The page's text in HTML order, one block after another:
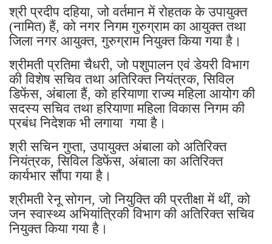
श्री प्रदीप दहिया, जो वर्तमान में रोहतक के उपायुक्त
(नामित) हैं, को नगर निगम गुरुग्राम का आयुक्त तथा
जिला नगर आयुक्त, गुरुग्राम नियुक्त किया गया है।
श्रीमती प्रतिमा चैधरी, जो पशुपालन एवं डेयरी विभाग
की विशेष सचिव तथा अतिरिक्त नियंत्रक, सिविल
डिफेंस, अंबाला हैं, को हरियाणा राज्य महिला आयोग की
सदस्य सचिव तथा हरियाणा महिला विकास निगम की
प्रबंध निदेशक भी लगाया गया है।
श्री सचिन गुप्ता, उपायुक्त अंबाला को अतिरिक्त
नियंत्रक, सिविल डिफेंस, अंबाला का अतिरिक्त
कार्यभार सौंपा गया है।
श्रीमती रेनू सोगन, जो नियुक्ति की प्रतीक्षा में थीं, को
जन स्वास्थ्य अभियांत्रिकी विभाग की अतिरिक्त सचिव
नियुक्त किया गया है।